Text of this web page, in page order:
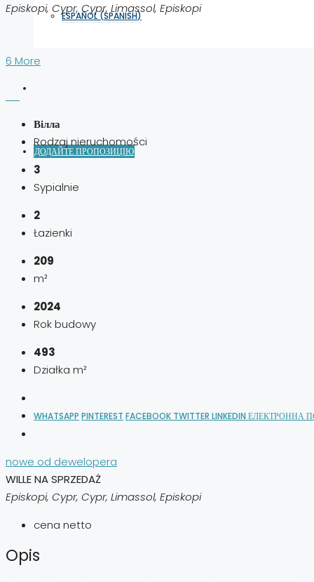
ESPAÑOL(SPANISH)
ДОДАЙТЕ ПРОПОЗИЦІЮ
Episkopi, Cypr, Cypr, Limassol, Episkopi
6 More
Вілла
Rodzaj nieruchomości
3
Sypialnie
2
Łazienki
209
m²
2024
Rok budowy
493
Działka m²
WHATSAPP PINTEREST FACEBOOK TWITTER LINKEDIN ЕЛЕКТРОННА
nowe od dewelopera
WILLE NA SPRZEDAŻ
Episkopi, Cypr, Cypr, Limassol, Episkopi
cena netto
Opis